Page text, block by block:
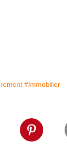
#Immobilier